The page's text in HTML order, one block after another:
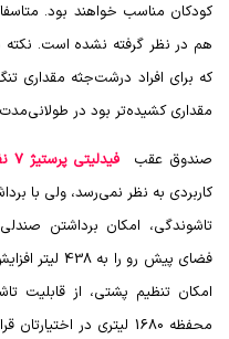
کودکان مناسب خواهند بود.
هم در نظر گرفته نشده است.
که برای افراد درشت‌جثه مقداری
مقداری کشیده‌تر بود در
صندوق عقب فیدلیتی پرستیژ 7 نفره
کاربردی به نظر نمی‌رسد، ولی با
تاشوندگی، امکان برداشتن
فضای پیش رو
امکان تنظیم پشتی، از قابلیت
محفظه 1680 لیتری در